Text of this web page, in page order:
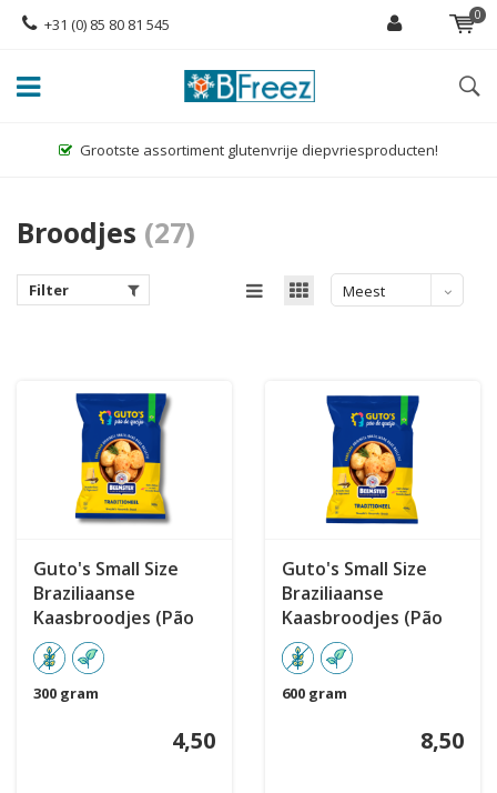
+31 (0) 85 80 81 545 0
Grootste assortiment glutenvrije diepvriesproducten!
Broodjes (27)
Filter
Meest
Guto's Small Size
Braziliaanse
Kaasbroodjes (Pão
de Queijo) 300 gram
300 gram
4,50
Guto's Small Size
Braziliaanse
Kaasbroodjes (Pão
de Queijo) 600 gram
600 gram
8,50